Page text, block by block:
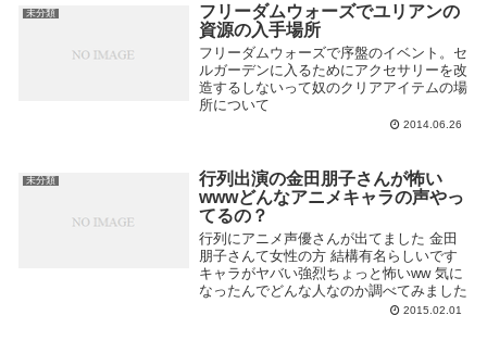
未分類
フリーダムウォーズでユリアンの
資源の入手場所
フリーダムウォーズで序盤のイベント。セ
ルガーデンに入るためにアクセサリーを改
造するしないって奴のクリアアイテムの場
所について
2014.06.26
未分類
行列出演の金田朋子さんが怖い
wwwどんなアニメキャラの声やっ
てるの？
行列にアニメ声優さんが出てました 金田
朋子さんて女性の方 結構有名らしいです
キャラがヤバい強烈ちょっと怖いww 気に
なったんでどんな人なのか調べてみました
2015.02.01